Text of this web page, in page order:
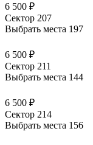
6 500 ₽
Сектор 207
Выбрать места 197
6 500 ₽
Сектор 211
Выбрать места 144
6 500 ₽
Сектор 214
Выбрать места 156